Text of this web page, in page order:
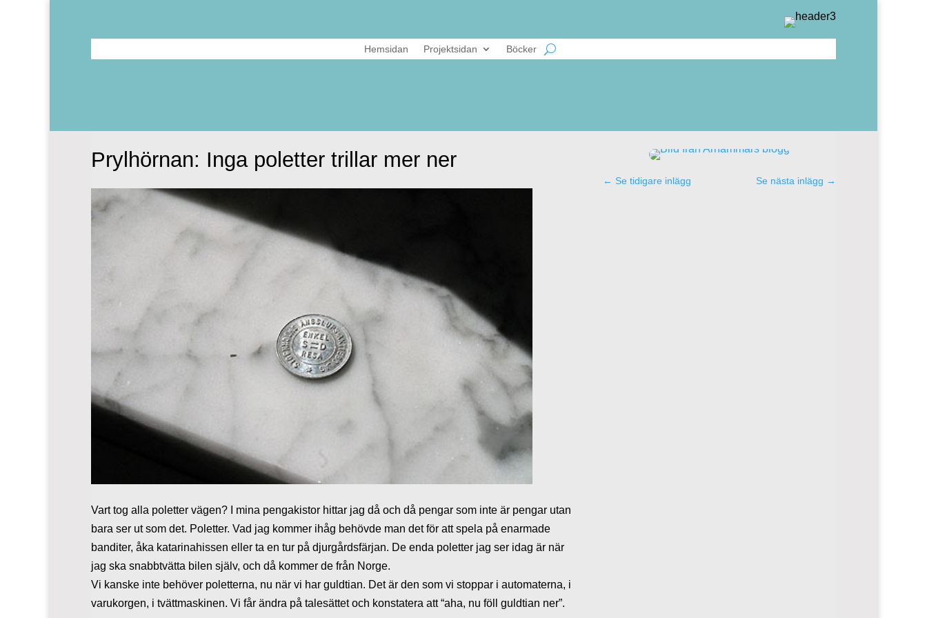
Hemsidan Projektsidan Böcker
Prylhörnan: Inga poletter trillar mer ner
Vart tog alla poletter vägen? I mina pengakistor hittar jag då och då pengar som inte är pengar utan
bara ser ut som det. Poletter. Vad jag kommer ihåg behövde man det för att spela på enarmade
banditer, åka katarinahissen eller ta en tur på djurgårdsfärjan. De enda poletter jag ser idag är när
jag ska snabbtvätta bilen själv, och då kommer de från Norge.
Vi kanske inte behöver poletterna, nu när vi har guldtian. Det är den som vi stoppar i automaterna, i
varukorgen, i tvättmaskinen. Vi får ändra på talesättet och konstatera att “aha, nu föll guldtian ner”.
← Se tidigare inlägg Se nästa inlägg →